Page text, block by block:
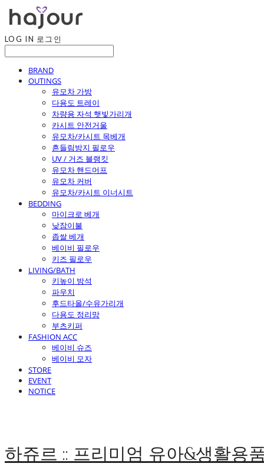
LOG IN 로그인
BRAND
OUTINGS
유모차 가방
다용도 트레이
차량용 자석 햇빛가리개
카시트 안전거울
유모차/카시트 목베개
흔들림방지 필로우
UV / 거즈 블랭킷
유모차 핸드머프
유모차 커버
유모차/카시트 이너시트
BEDDING
마이크로 베개
낮잠이불
좁쌀 베개
베이비 필로우
키즈 필로우
LIVING/BATH
키높이 방석
파우치
후드타올/수유가리개
다용도 정리망
부츠키퍼
FASHION ACC
베이비 슈즈
베이비 모자
STORE
EVENT
NOTICE
하쥬르 :: 프리미엄 유아&생활용